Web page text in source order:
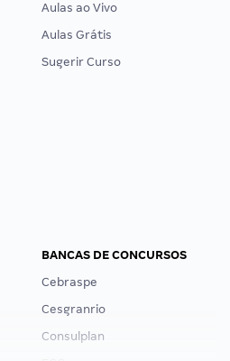
Aulas ao Vivo
Aulas Grátis
Sugerir Curso
BANCAS DE CONCURSOS
Cebraspe
Cesgranrio
Consulplan